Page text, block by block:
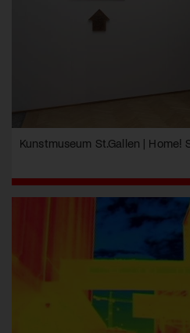
Kunstmuseum St.Gallen | Home!